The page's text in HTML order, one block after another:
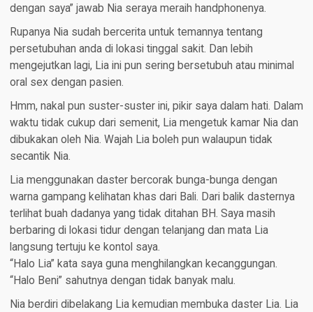
dengan saya” jawab Nia seraya meraih handphonenya.
Rupanya Nia sudah bercerita untuk temannya tentang
persetubuhan anda di lokasi tinggal sakit. Dan lebih
mengejutkan lagi, Lia ini pun sering bersetubuh atau minimal
oral sex dengan pasien.
Hmm, nakal pun suster-suster ini, pikir saya dalam hati. Dalam
waktu tidak cukup dari semenit, Lia mengetuk kamar Nia dan
dibukakan oleh Nia. Wajah Lia boleh pun walaupun tidak
secantik Nia.
Lia menggunakan daster bercorak bunga-bunga dengan
warna gampang kelihatan khas dari Bali. Dari balik dasternya
terlihat buah dadanya yang tidak ditahan BH. Saya masih
berbaring di lokasi tidur dengan telanjang dan mata Lia
langsung tertuju ke kontol saya.
“Halo Lia” kata saya guna menghilangkan kecanggungan.
“Halo Beni” sahutnya dengan tidak banyak malu.
Nia berdiri dibelakang Lia kemudian membuka daster Lia. Lia